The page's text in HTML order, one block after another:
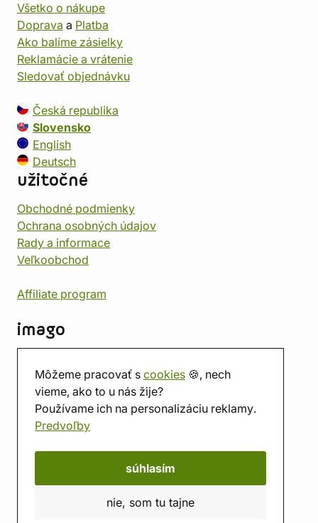
Môžeme pracovať s cookies 🍪, nech
vieme, ako to u nás žije?
Používame ich na personalizáciu reklamy.
Predvoľby
súhlasím
nie, som tu tajne
Všetko o nákupe
Doprava a Platba
Ako balíme zásielky
Reklamácie a vrátenie
Sledovať objednávku
Česká republika
Slovensko
English
Deutsch
užitočné
Obchodné podmienky
Ochrana osobných údajov
Rady a informace
Veľkoobchod
Affiliate program
imago
Predajňa
Herňa
O nás
Hodnotenie obchodu